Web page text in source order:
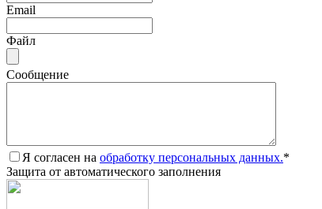
Email
Файл
Сообщение
Я согласен на обработку персональных данных.*
Защита от автоматического заполнения